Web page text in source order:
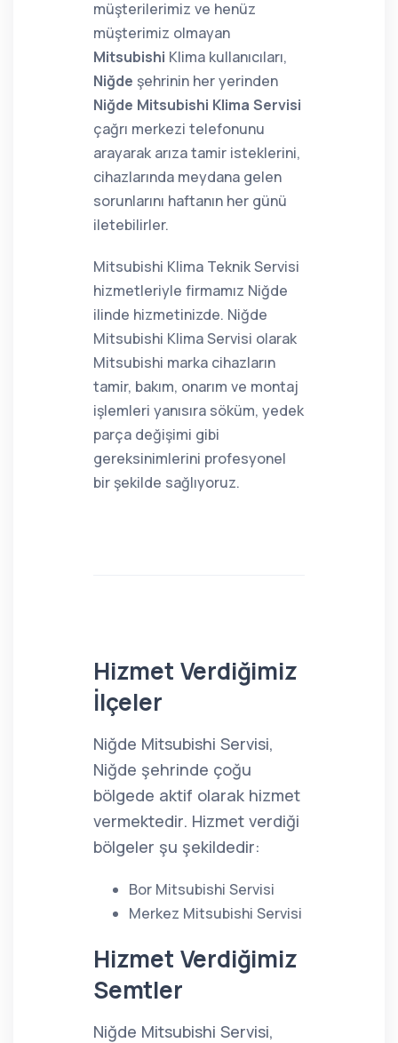
müşterilerimiz ve henüz
müşterimiz olmayan
Mitsubishi Klima kullanıcıları,
Niğde şehrinin her yerinden
Niğde Mitsubishi Klima Servisi
çağrı merkezi telefonunu
arayarak arıza tamir isteklerini,
cihazlarında meydana gelen
sorunlarını haftanın her günü
iletebilirler.
Mitsubishi Klima Teknik Servisi
hizmetleriyle firmamız Niğde
ilinde hizmetinizde. Niğde
Mitsubishi Klima Servisi olarak
Mitsubishi marka cihazların
tamir, bakım, onarım ve montaj
işlemleri yanısıra söküm, yedek
parça değişimi gibi
gereksinimlerini profesyonel
bir şekilde sağlıyoruz.
Hizmet Verdiğimiz
İlçeler
Niğde Mitsubishi Servisi,
Niğde şehrinde çoğu
bölgede aktif olarak hizmet
vermektedir. Hizmet verdiği
bölgeler şu şekildedir:
Bor Mitsubishi Servisi
Merkez Mitsubishi Servisi
Hizmet Verdiğimiz
Semtler
Niğde Mitsubishi Servisi,